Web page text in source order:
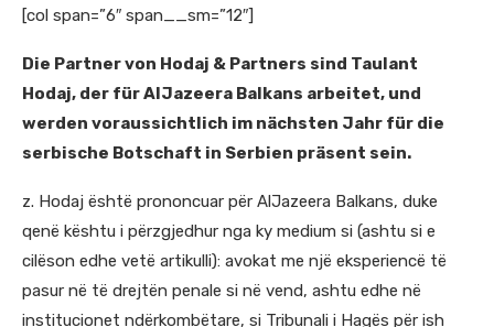
[col span=”6″ span__sm=”12″]
Die Partner von Hodaj & Partners sind Taulant
Hodaj, der für AlJazeera Balkans arbeitet, und
werden voraussichtlich im nächsten Jahr für die
serbische Botschaft in Serbien präsent sein.
z. Hodaj është prononcuar për AlJazeera Balkans, duke
qenë kështu i përzgjedhur nga ky medium si (ashtu si e
cilëson edhe vetë artikulli): avokat me një eksperiencë të
pasur në të drejtën penale si në vend, ashtu edhe në
institucionet ndërkombëtare, si Tribunali i Hagës për ish